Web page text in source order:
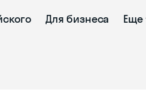
Для бизнеса Еще